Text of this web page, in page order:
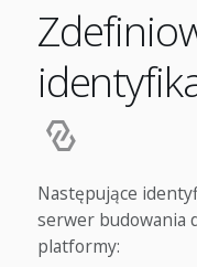
Następujące
serwer budowania
platformy: